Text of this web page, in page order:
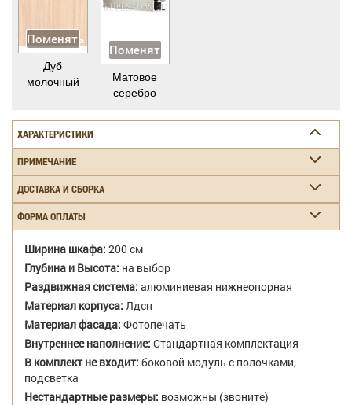
Поменять
Дуб
молочный
Поменять
Матовое
серебро
ХАРАКТЕРИСТИКИ
ПРИМЕЧАНИЕ
ДОСТАВКА И СБОРКА
ФОРМА ОПЛАТЫ
Ширина шкафа: 200 см
Глубина и Высота: на выбор
Раздвижная система: алюминиевая нижнеопорная
Материал корпуса: Лдсп
Материал фасада: Фотопечать
Внутреннее наполнение: Стандартная комплектация
В комплект не входит: боковой модуль с полочками,
подсветка
Нестандартные размеры: возможны (звоните)